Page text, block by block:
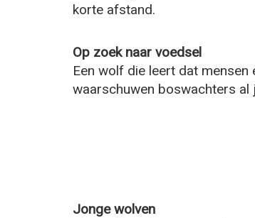
korte afstand.
Op zoek naar voedsel
Een wolf die leert dat
waarschuwen boswachters al
Jonge wolven